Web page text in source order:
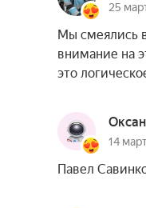
25
Мы смеялись
внимание на
это
14
Павел